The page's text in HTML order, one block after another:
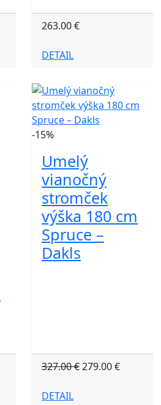
263.00 €
DETAIL
-15%
Umelý
vianočný
stromček
výška 180 cm
Spruce –
Dakls
327.00 €279.00 €
DETAIL